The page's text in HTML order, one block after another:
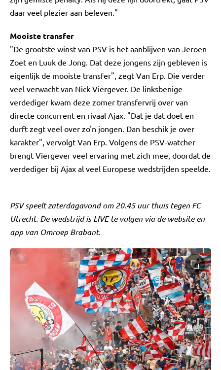
daar veel plezier aan beleven."
Mooiste transfer
"De grootste winst van PSV is het aanblijven van Jeroen
Zoet en Luuk de Jong. Dat deze jongens zijn gebleven is
eigenlijk de mooiste transfer", zegt Van Erp. Die verder
veel verwacht van Nick Viergever. De linksbenige
verdediger kwam deze zomer transfervrij over van
directe concurrent en rivaal Ajax. "Dat je dat doet en
durft zegt veel over zo'n jongen. Dan beschik je over
karakter", vervolgt Van Erp. Volgens de PSV-watcher
brengt Viergever veel ervaring met zich mee, doordat de
verdediger bij Ajax al veel Europese wedstrijden speelde.
PSV speelt zaterdagavond om 20.45 uur thuis tegen FC
Utrecht. De wedstrijd is LIVE te volgen via de website en
app van Omroep Brabant.